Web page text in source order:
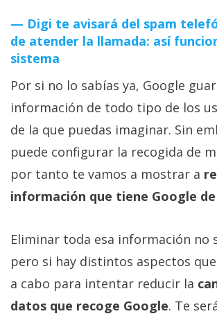
Ciberseguridad
Sistemas
operativos
Profesional
+
Más
temas
Sorteos
Foros
Digi te avisará del spam
de atender la llamada: así
sistema
Por si no lo sabías ya, Google
información de todo tipo de los
de la que puedas imaginar. Sin
puede configurar la recogida de
por tanto te vamos a mostrar a
información que tiene Google
Eliminar toda esa información no
pero si hay distintos aspectos
a cabo para intentar reducir la
datos que recoge Google. Te